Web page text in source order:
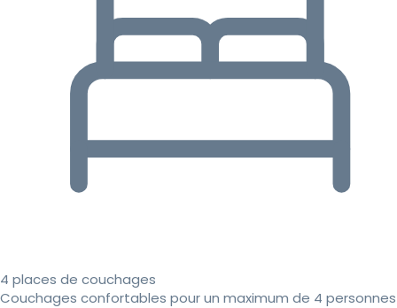
4 places de couchages
Couchages confortables pour un maximum de 4 personnes